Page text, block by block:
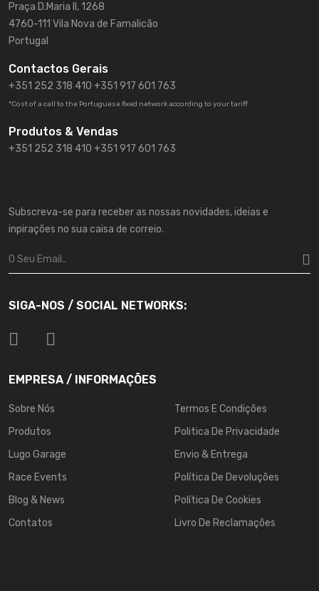
Praça D.Maria II, 1268
4760-111 Vila Nova de Famalicão
Portugal
Contactos Gerais
+351 252 318 410 +351 917 601 763
*Cost of a call to the Portuguese fixed network according to your tariff
Produtos & Vendas
+351 252 318 410 +351 917 601 763
Subscreva-se para receber as nossas novidades, ideias e
inpirações no sua caisa de correio.
SIGA-NOS / SOCIAL NETWORKS:
EMPRESA / INFORMAÇÕES
Sobre Nós
Produtos
Lugo Garage
Race Events
Blog & News
Contatos
Termos E Condições
Politica De Privacidade
Envio & Entrega
Política De Devoluções
Política De Cookies
Livro De Reclamações